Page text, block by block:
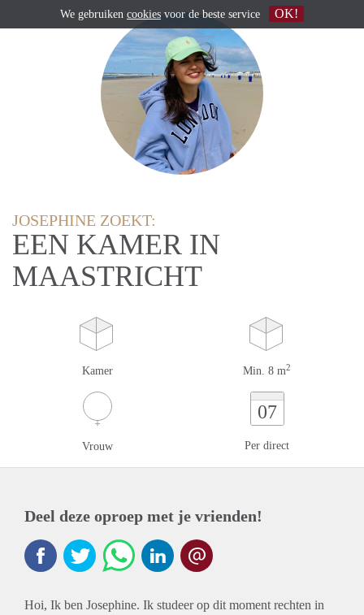
JOSEPHINE ZOEKT:
EEN KAMER IN
MAASTRICHT
Kamer Min. 8 m2
Vrouw
07
Per direct
Deel deze oproep met je vrienden!
Hoi, Ik ben Josephine. Ik studeer op dit moment rechten in
We gebruiken cookies voor de beste service OK!